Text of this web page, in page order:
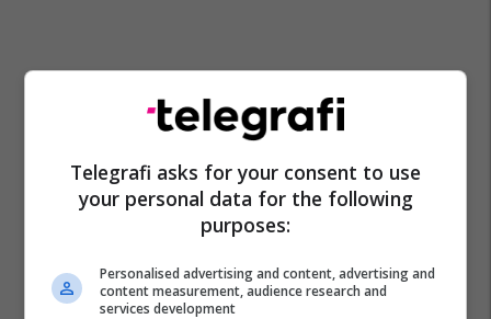
Telegrafi asks for your consent to use
your personal data for the following
purposes:
Personalised advertising and content, advertising and
content measurement, audience research and
services development